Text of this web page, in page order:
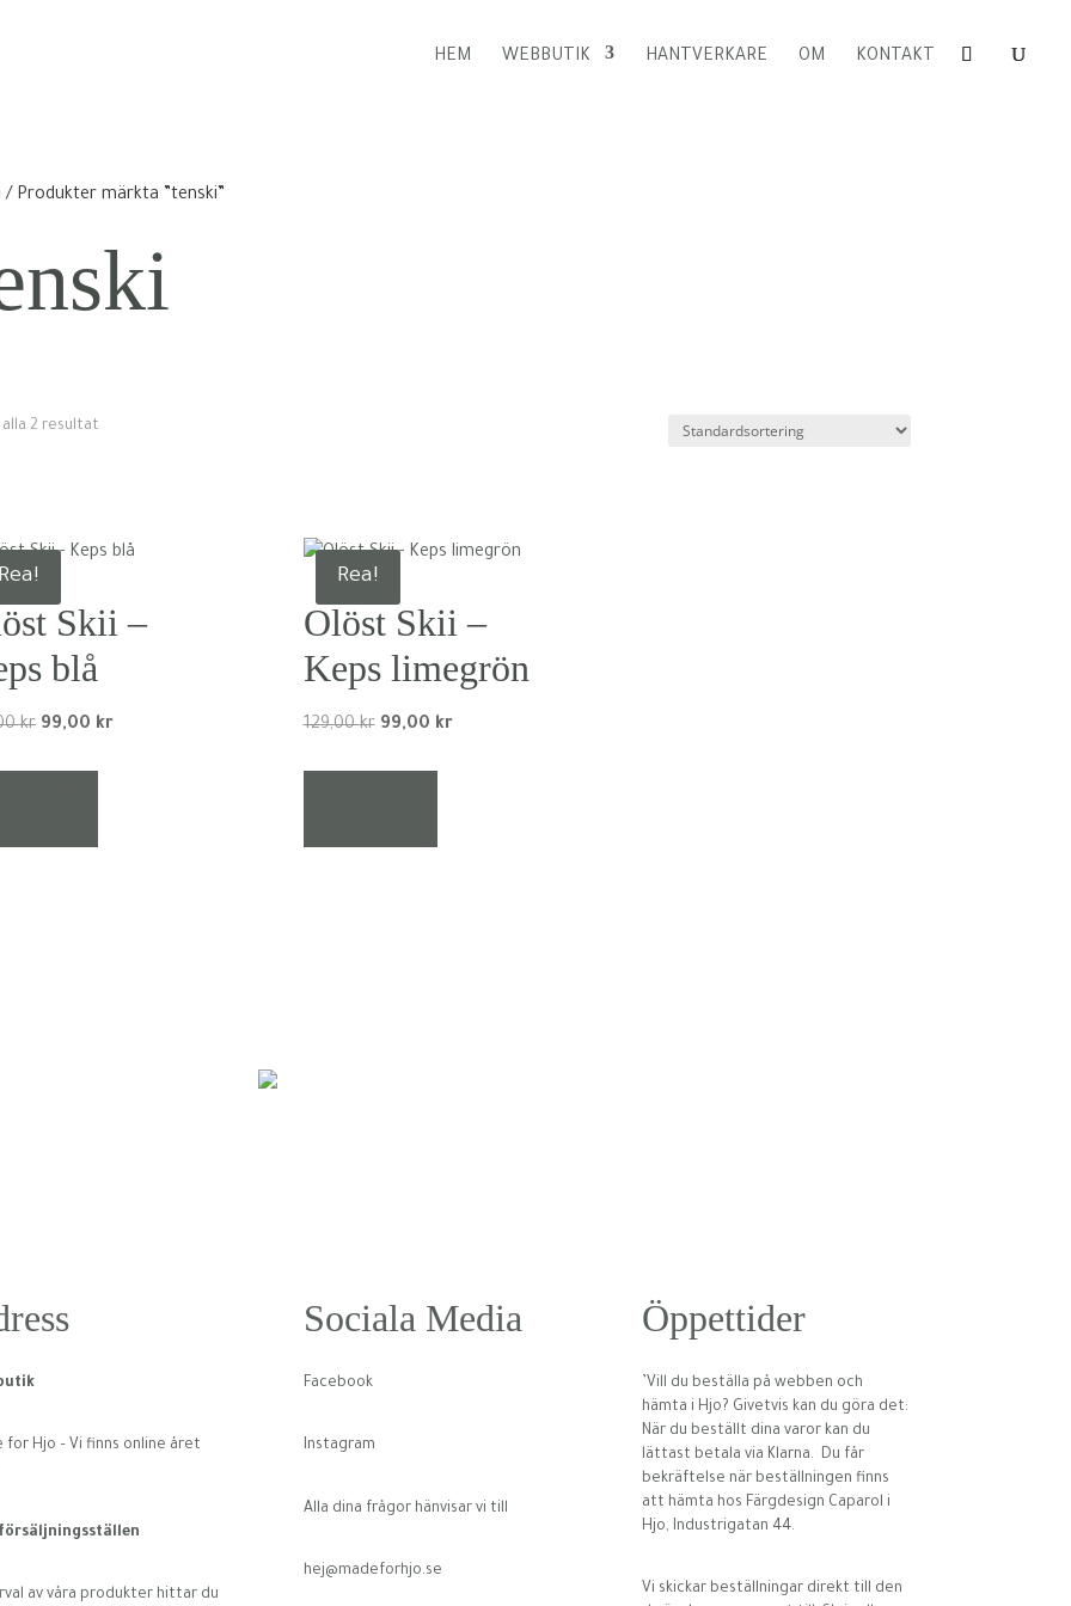
HEM WEBBUTIK HANTVERKARE OM KONTAKT
/ Produkter märkta ”tenski”
alla 2 resultat
Rea!
Skii –
blå
kr Det
129,00 kr.
99,00 krDet
Rea!
Olöst Skii –
Keps limegrön
129,00kr Det
129,00 kr.
99,00 krDet
for Hjo – Vi finns online året
av våra produkter hittar du
Sociala Media
Facebook
Instagram
Alla dina frågor hänvisar vi till
hej@madeforhjo.se
Öppettider
’Vill du beställa på webben och
hämta i Hjo? Givetvis kan du göra det:
När du beställt dina varor kan du
lättast betala via Klarna. Du får
bekräftelse när beställningen finns
att hämta hos Färgdesign Caparol i
Hjo, Industrigatan 44.
Vi skickar beställningar direkt till den